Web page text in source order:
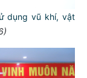
dụng vũ khí, vật